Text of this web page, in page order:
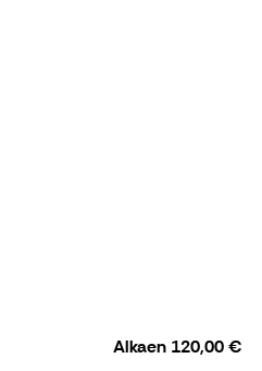
Alkaen 120,00 €